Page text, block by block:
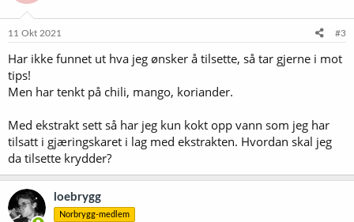
o
e
11 Okt 2021 #3
Har ikke funnet ut hva jeg ønsker å tilsette, så tar gjerne i mot
tips!
Men har tenkt på chili, mango, koriander.
Med ekstrakt sett så har jeg kun kokt opp vann som jeg har
tilsatt i gjæringskaret i lag med ekstrakten. Hvordan skal jeg
da tilsette krydder?
loebrygg
Norbrygg-medlem